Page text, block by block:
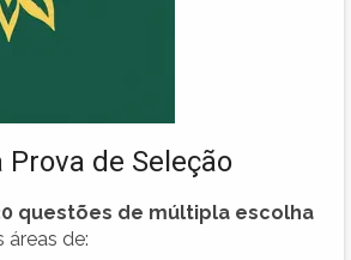
Prova de Seleção
questões de múltipla escolha
áreas de: